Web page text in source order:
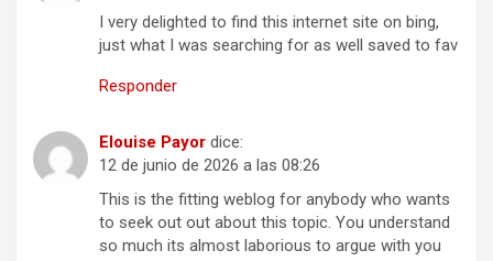
I very delighted to find this internet site on bing,
just what I was searching for as well saved to fav
Responder
Elouise Payor dice:
12 de junio de 2026 a las 08:26
This is the fitting weblog for anybody who wants
to seek out out about this topic. You understand
so much its almost laborious to argue with you